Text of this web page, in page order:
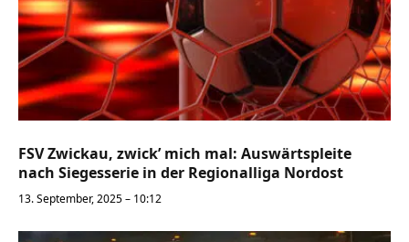
FSV Zwickau, zwick’ mich mal: Auswärtspleite
nach Siegesserie in der Regionalliga Nordost
13. September, 2025 – 10:12